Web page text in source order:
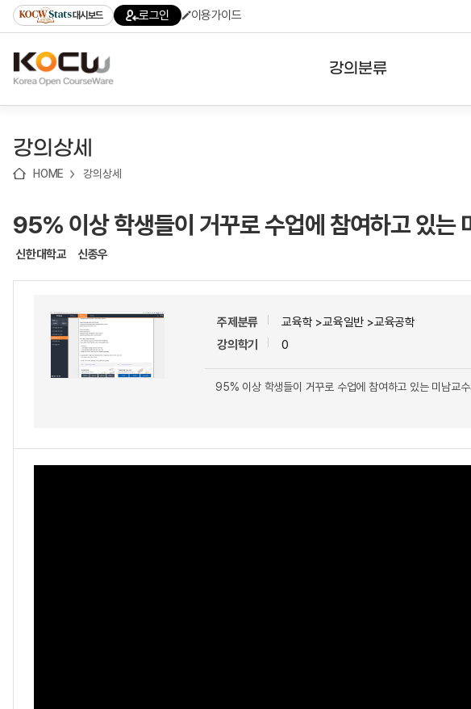
기
기
기
content)
가
대시보드 로그인 이용가이드
강의분류
테마강의
강의상세
HOME 강의상세
95% 이상 학생들이 거꾸로 수업에 참여하고 있는
신한대학교 신종우
주제분류
교육학 >교육일반 >교육공학
강의학기
0
95% 이상 학생들이 거꾸로 수업에 참여하고 있는 미남교